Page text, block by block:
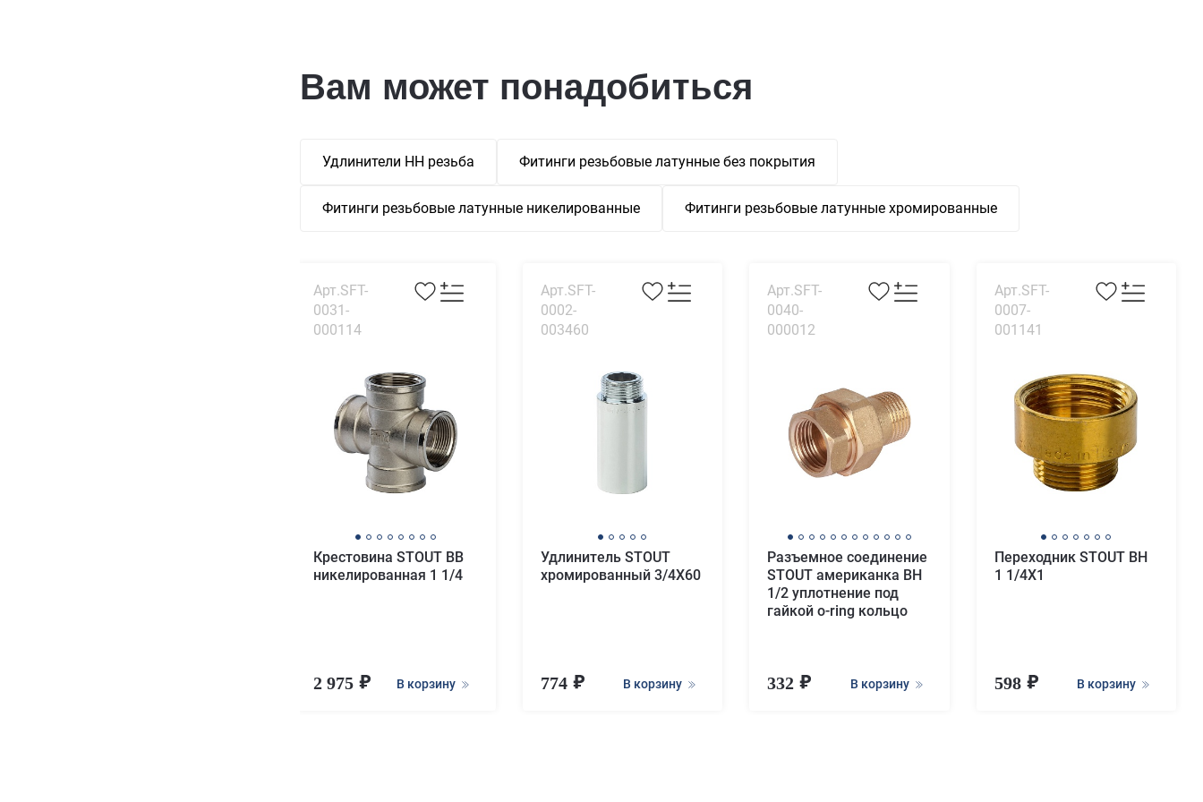
Вам может понадобиться
Удлинители НН резьба Фитинги резьбовые латунные без покрытия
Фитинги резьбовые латунные никелированные Фитинги резьбовые латунные хромированные
Арт.SFT-
0031-
000114
Крестовина STOUT ВВ
никелированная 1 1/4
2 975 В корзину
Арт.SFT-
0002-
003460
Удлинитель STOUT
хромированный 3/4X60
774 В корзину
Арт.SFT-
0040-
000012
Разъемное соединение
STOUT американка ВН
1/2 уплотнение под
гайкой o-ring кольцо
332 В корзину
Арт.SFT-
0007-
001141
Переходник STOUT ВН
1 1/4X1
598 В корзину